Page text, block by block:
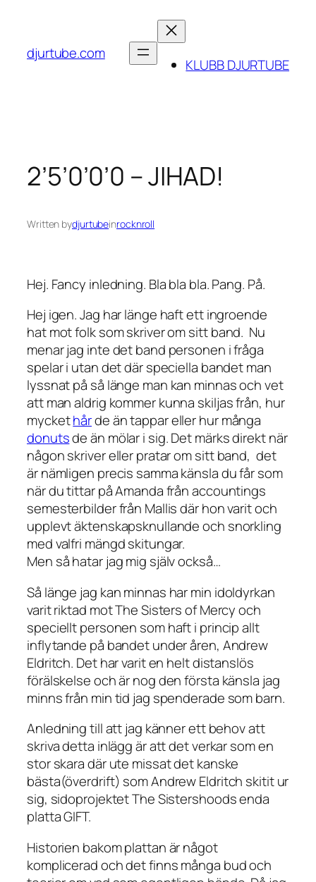
content
djurtube.com
KLUBB DJURTUBE
2’5’0’0’0 – JIHAD!
Written bydjurtubeinrocknroll
Hej. Fancy inledning. Bla bla bla. Pang. På.
Hej igen. Jag har länge haft ett ingroende
hat mot folk som skriver omsittband. Nu
menar jag inte det band personen i fråga
spelar i utan det där speciella bandet man
lyssnat på så länge man kan minnas och vet
att man aldrig kommer kunna skiljas från, hur
myckethårde än tappar eller hur många
donutsde än mölar i sig. Det märks direkt när
någon skriver eller pratar omsittband, det
är nämligen precis samma känsla du får som
när du tittar på Amanda från accountings
semesterbilder från Mallis där hon varit och
upplevt äktenskapsknullande och snorkling
med valfri mängd skitungar.
Men så hatar jag mig själv också…
Så länge jag kan minnas har min idoldyrkan
varit riktad mot The Sisters of Mercy och
speciellt personen som haft i princip allt
inflytande på bandet under åren, Andrew
Eldritch. Det har varit en helt distanslös
förälskelse och är nog den första känsla jag
minns från min tid jag spenderade som barn.
Anledning till att jag känner ett behov att
skriva detta inlägg är att det verkar som en
stor skara där ute missat det kanske
bästa(överdrift) som Andrew Eldritch skitit ur
sig, sidoprojektet The Sistershoods enda
platta GIFT.
Historien bakom plattan är något
komplicerad och det finns många bud och